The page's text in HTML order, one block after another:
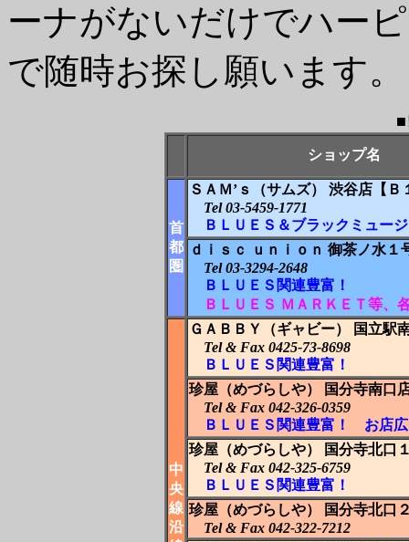
ーナがないだけでハー
で随時お探し願います。
■
ショップ名
首
都
圏
ＳＡＭ’ｓ（サムズ） 渋谷店【Ｂ
Tel 03-5459-1771
ＢＬＵＥＳ＆ブラックミュー
ｄｉｓｃ ｕｎｉｏｎ 御茶ノ水１
Tel 03-3294-2648
ＢＬＵＥＳ関連豊富！
ＢＬＵＥＳ ＭＡＲＫＥＴ等、
中
央
線
沿
ＧＡＢＢＹ（ギャビー） 国立駅
Tel & Fax 0425-73-8698
ＢＬＵＥＳ関連豊富！
珍屋（めづらしや） 国分寺南口
Tel & Fax 042-326-0359
ＢＬＵＥＳ関連豊富！ お店
珍屋（めづらしや） 国分寺北口
Tel & Fax 042-325-6759
ＢＬＵＥＳ関連豊富！
珍屋（めづらしや） 国分寺北口
Tel & Fax 042-322-7212